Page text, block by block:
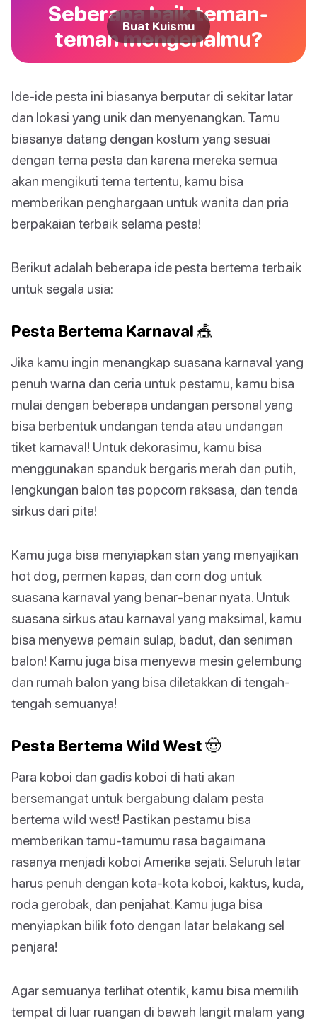
Seberapa baik teman-
teman mengenalmu?
Buat Kuismu
Ide-ide pesta ini biasanya berputar di sekitar latar
dan lokasi yang unik dan menyenangkan. Tamu
biasanya datang dengan kostum yang sesuai
dengan tema pesta dan karena mereka semua
akan mengikuti tema tertentu, kamu bisa
memberikan penghargaan untuk wanita dan pria
berpakaian terbaik selama pesta!
Berikut adalah beberapa ide pesta bertema terbaik
untuk segala usia:
Pesta Bertema Karnaval 🎪
Jika kamu ingin menangkap suasana karnaval yang
penuh warna dan ceria untuk pestamu, kamu bisa
mulai dengan beberapa undangan personal yang
bisa berbentuk undangan tenda atau undangan
tiket karnaval! Untuk dekorasimu, kamu bisa
menggunakan spanduk bergaris merah dan putih,
lengkungan balon tas popcorn raksasa, dan tenda
sirkus dari pita!
Kamu juga bisa menyiapkan stan yang menyajikan
hot dog, permen kapas, dan corn dog untuk
suasana karnaval yang benar-benar nyata. Untuk
suasana sirkus atau karnaval yang maksimal, kamu
bisa menyewa pemain sulap, badut, dan seniman
balon! Kamu juga bisa menyewa mesin gelembung
dan rumah balon yang bisa diletakkan di tengah-
tengah semuanya!
Pesta Bertema Wild West 🤠
Para koboi dan gadis koboi di hati akan
bersemangat untuk bergabung dalam pesta
bertema wild west! Pastikan pestamu bisa
memberikan tamu-tamumu rasa bagaimana
rasanya menjadi koboi Amerika sejati. Seluruh latar
harus penuh dengan kota-kota koboi, kaktus, kuda,
roda gerobak, dan penjahat. Kamu juga bisa
menyiapkan bilik foto dengan latar belakang sel
penjara!
Agar semuanya terlihat otentik, kamu bisa memilih
tempat di luar ruangan di bawah langit malam yang